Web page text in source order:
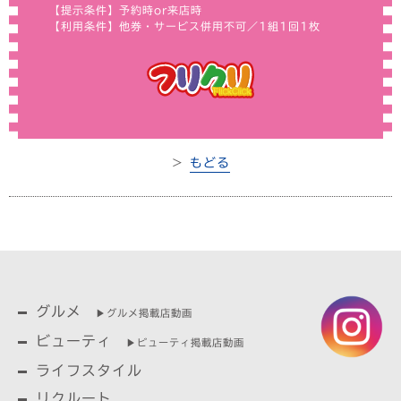
【提示条件】予約時or来店時
【利用条件】他券・サービス併用不可／1組1回1枚
＞ もどる
グルメ ▶︎グルメ掲載店動画
ビューティ ▶︎ビューティ掲載店動画
ライフスタイル